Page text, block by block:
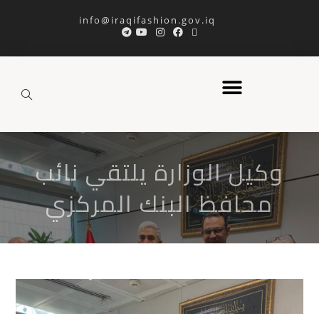
وكيل الوزارة يلتقي نائب
محافظ البنك المركزي